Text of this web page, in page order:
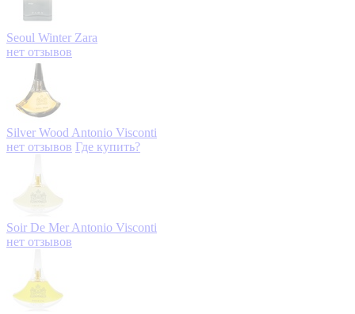
Seoul Winter Zara
нет отзывов
Silver Wood Antonio Visconti
нет отзывов Где купить?
Soir De Mer Antonio Visconti
нет отзывов